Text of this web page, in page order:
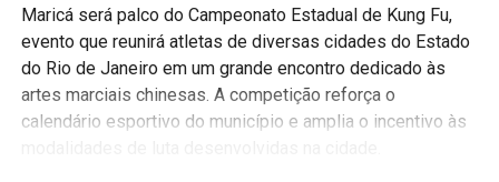
Maricá será palco do Campeonato Estadual de Kung Fu,
evento que reunirá atletas de diversas cidades do Estado
do Rio de Janeiro em um grande encontro dedicado às
artes marciais chinesas. A competição reforça o
calendário esportivo do município e amplia o incentivo às